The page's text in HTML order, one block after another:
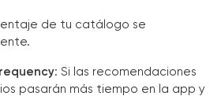
de tu catálogo se
: Si las recomendaciones
pasarán más tiempo en la app y